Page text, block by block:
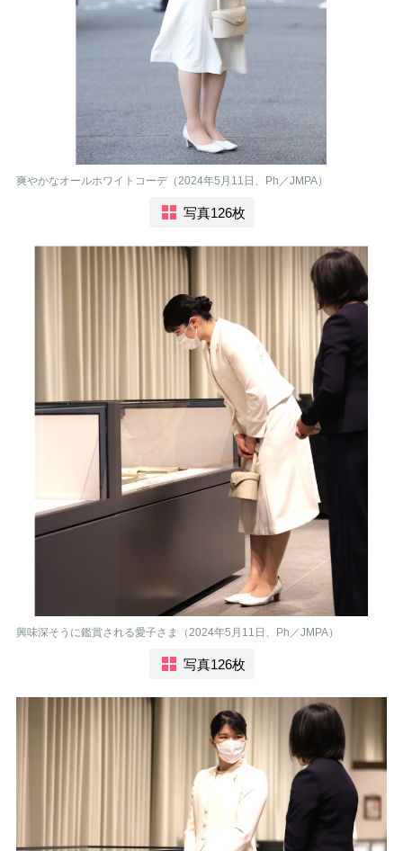
爽やかなオールホワイトコーデ（2024年5月11日、Ph／JMPA）
写真126枚
興味深そうに鑑賞される愛子さま（2024年5月11日、Ph／JMPA）
写真126枚